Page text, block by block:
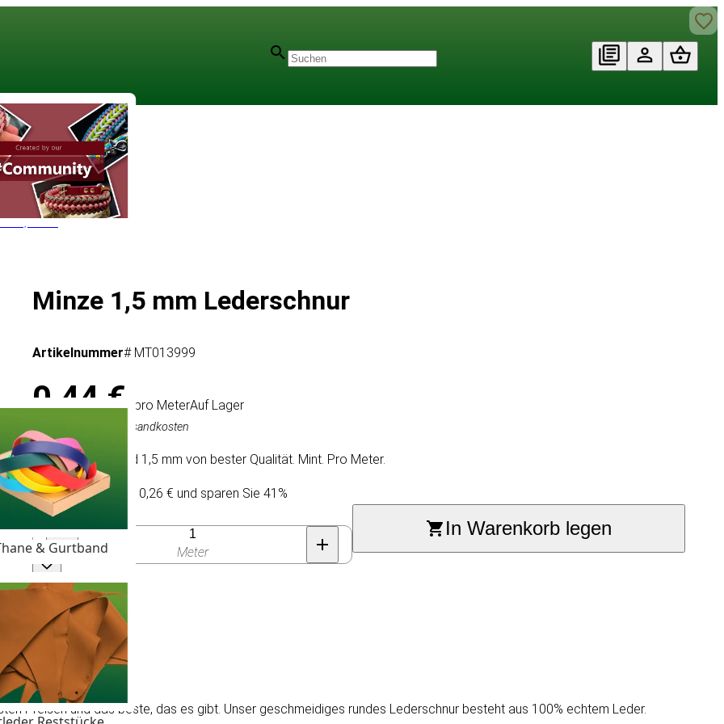
& Gurtband
- 1,5 mm
Minze 1,5 mm Lederschnur
Artikelnummer# MT013999
0,44 €/ pro MeterAuf Lager
Inkl. MwSt., exkl. Versandkosten
Rundes Lederband 1,5 mm von bester Qualität. Mint. Pro Meter.
Kaufen Sie 100 für 0,26 € und sparen Sie 41%
Anzahl
Meter
In Warenkorb legen
Preisen und das beste, das es gibt. Unser geschmeidiges rundes Lederschnur besteht aus 100% echtem Leder.